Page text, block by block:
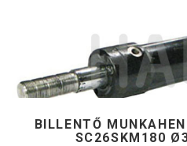
BILLENTŐ
SC26SKM180